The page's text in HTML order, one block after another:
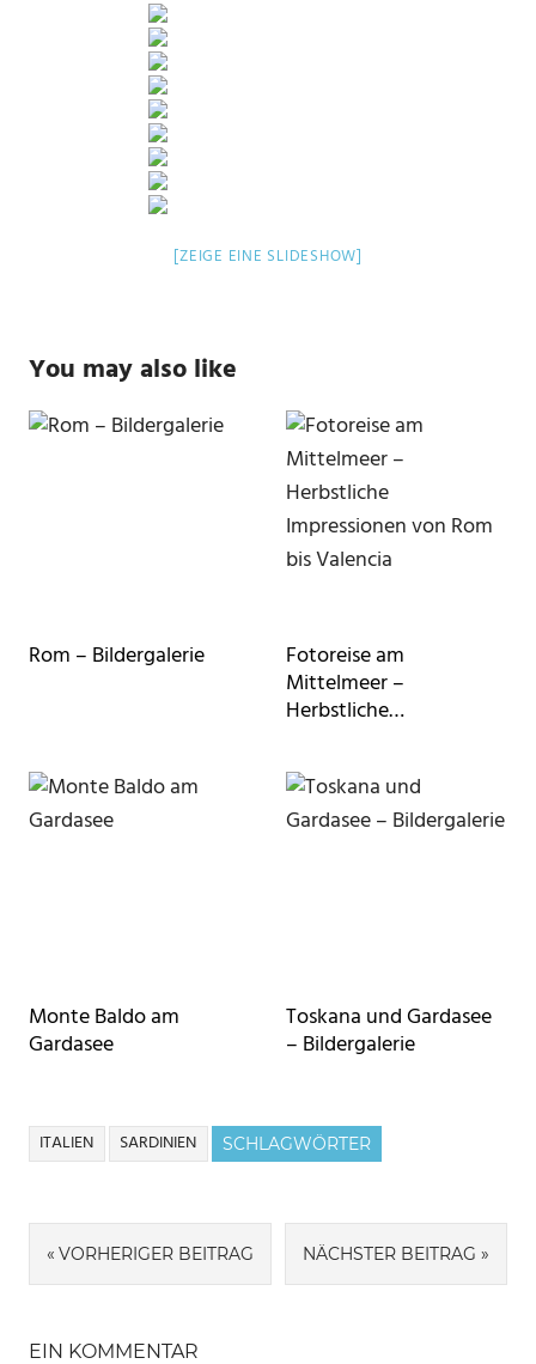
[ZEIGE EINE SLIDESHOW]
You may also like
Rom – Bildergalerie Fotoreise am
Mittelmeer –
Herbstliche
bis Valencia
Monte Baldo am
Gardasee
Toskana und Gardasee
– Bildergalerie
SCHLAGWÖRTER
ITALIEN SARDINIEN
Beitragsnavigation
VORHERIGER BEITRAG NÄCHSTER BEITRAG
EIN KOMMENTAR